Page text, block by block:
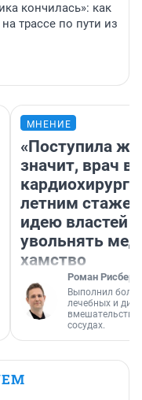
кончилась»: как
трассе по пути из
МНЕНИЕ
«Поступила
значит, врач
кардиохирург
летним
идею властей
увольнять
хамство
Роман Рисберг
Выполнил
лечебных и
вмешательств
сосудах.